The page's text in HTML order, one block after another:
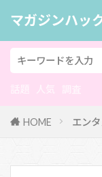
マガジンハッ
HOME エン